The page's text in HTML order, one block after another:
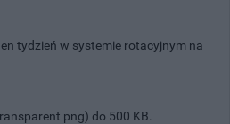
tydzień w systemie rotacyjnym na
png) do 500 KB.